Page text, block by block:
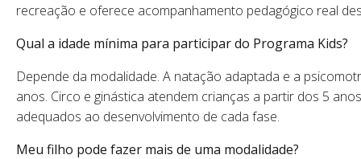
recreação e oferece acompanhamento pedagógico real
Qual a idade mínima para participar do Programa Kids?
Depende da modalidade. A natação adaptada e a
anos. Circo e ginástica atendem crianças a partir dos 5
adequados ao desenvolvimento de cada fase.
Meu filho pode fazer mais de uma modalidade?